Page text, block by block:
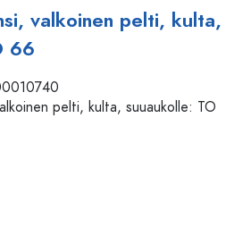
valkoinen pelti, kulta,
66